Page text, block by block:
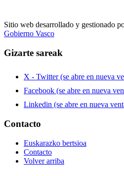
Sitio web desarrollado y gestionado
Gobierno Vasco
Gizarte sareak
X - Twitter (se abre en nueva
Facebook (se abre en nueva
Linkedin (se abre en nueva
Contacto
Euskarazko bertsioa
Contacto
Volver arriba